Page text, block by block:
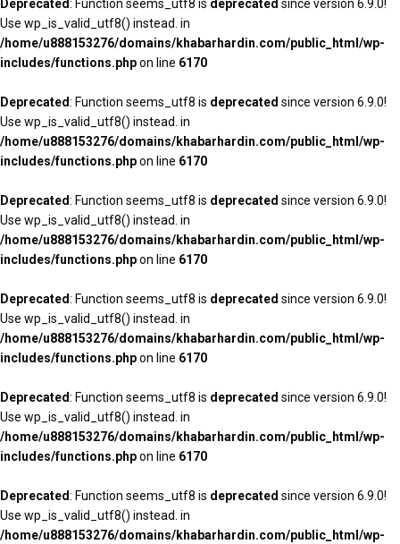
Deprecated: Function seems_utf8 is deprecated since version 6.9.0!
Use wp_is_valid_utf8() instead. in
/home/u888153276/domains/khabarhardin.com/public_html/wp-
includes/functions.phpon line 6170
Deprecated: Function seems_utf8 is deprecated since version 6.9.0!
Use wp_is_valid_utf8() instead. in
/home/u888153276/domains/khabarhardin.com/public_html/wp-
includes/functions.phpon line 6170
Deprecated: Function seems_utf8 is deprecated since version 6.9.0!
Use wp_is_valid_utf8() instead. in
/home/u888153276/domains/khabarhardin.com/public_html/wp-
includes/functions.phpon line 6170
Deprecated: Function seems_utf8 is deprecated since version 6.9.0!
Use wp_is_valid_utf8() instead. in
/home/u888153276/domains/khabarhardin.com/public_html/wp-
includes/functions.phpon line 6170
Deprecated: Function seems_utf8 is deprecated since version 6.9.0!
Use wp_is_valid_utf8() instead. in
/home/u888153276/domains/khabarhardin.com/public_html/wp-
includes/functions.phpon line 6170
Deprecated: Function seems_utf8 is deprecated since version 6.9.0!
Use wp_is_valid_utf8() instead. in
/home/u888153276/domains/khabarhardin.com/public_html/wp-